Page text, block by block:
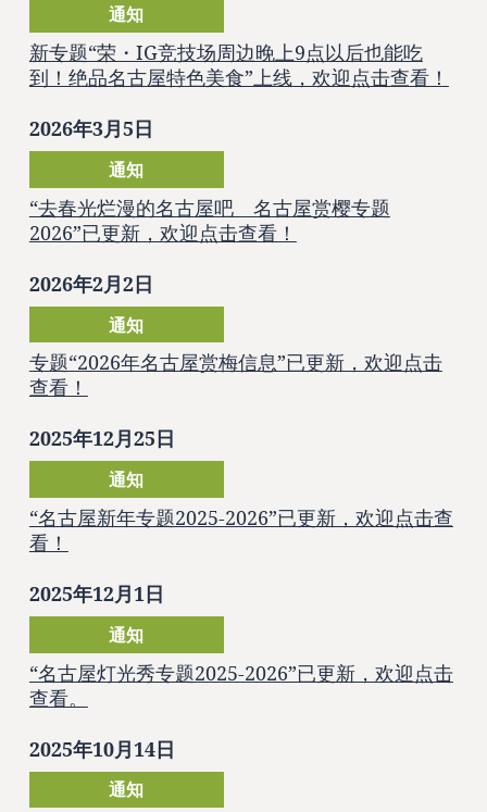
通知
新专题“荣・IG竞技场周边晚上9点以后也能吃
到！绝品名古屋特色美食”上线，欢迎点击查看！
2026年3月5日
通知
“去春光烂漫的名古屋吧 名古屋赏樱专题
2026”已更新，欢迎点击查看！
2026年2月2日
通知
专题“2026年名古屋赏梅信息”已更新，欢迎点击
查看！
2025年12月25日
通知
“名古屋新年专题2025-2026”已更新，欢迎点击查
看！
2025年12月1日
通知
“名古屋灯光秀专题2025-2026”已更新，欢迎点击
查看。
2025年10月14日
通知